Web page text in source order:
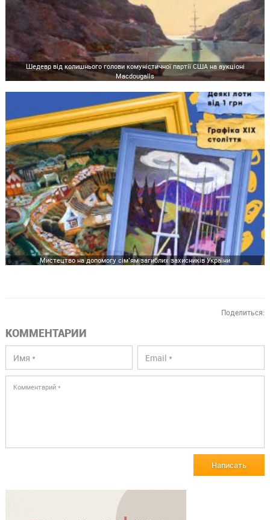
Шедевр від колишнього голови комуністичної партії США на аукціоні
Macdougalls
Мистецтво на допомогу сім’ям загиблих захисників України
Поделиться:
КОММЕНТАРИИ
Написать